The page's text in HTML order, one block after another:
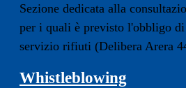
Sezione dedicata alla
per i quali è previsto l'obbligo di
servizio rifiuti (Delibera Arera
Whistleblowing